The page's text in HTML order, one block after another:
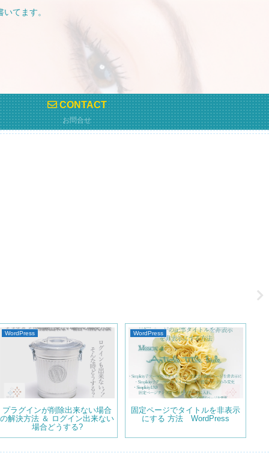
てます。
CONTACT
お問合せ
WordPress
プラグインが削除出来ない場合
の解決方法 ＆ ログイン出来ない
場合どうする?
WordPress
固定ページでタイトルを非表示
にする 方法 WordPress